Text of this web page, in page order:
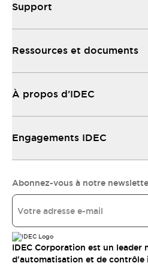
Support
Ressources et documents
À propos d’IDEC
Engagements IDEC
Abonnez-vous à notre
IDEC Corporation est un leader
d'automatisation et de contrôle